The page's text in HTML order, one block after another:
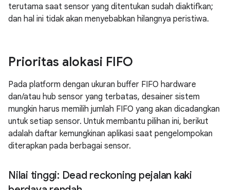
terutama saat sensor yang ditentukan sudah diaktifkan;
dan hal ini tidak akan menyebabkan hilangnya peristiwa.
Prioritas alokasi FIFO
Pada platform dengan ukuran buffer FIFO hardware
dan/atau hub sensor yang terbatas, desainer sistem
mungkin harus memilih jumlah FIFO yang akan dicadangkan
untuk setiap sensor. Untuk membantu pilihan ini, berikut
adalah daftar kemungkinan aplikasi saat pengelompokan
diterapkan pada berbagai sensor.
Nilai tinggi: Dead reckoning pejalan kaki